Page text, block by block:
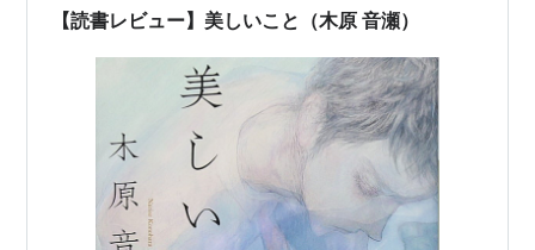
か。 もし、結果が同じ…
【読書レビュー】美しいこと（木原 音瀬）